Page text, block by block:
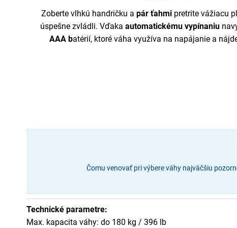
Zoberte vlhkú handričku a pár ťahmi pretrite vážiacu
úspešne zvládli. Vďakaautomatickému vypínaniu
AAA batérií, ktoré váha využíva na napájanie a
Čomu venovať pri výbere váhy najväčšiu
Technické parametre:
Max. kapacita váhy: do 180 kg / 396 lb